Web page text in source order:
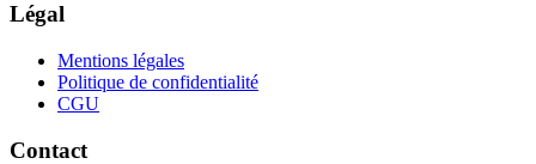
Légal
Mentions légales
Politique de confidentialité
CGU
Contact